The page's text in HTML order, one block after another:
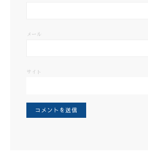
メール
サイト